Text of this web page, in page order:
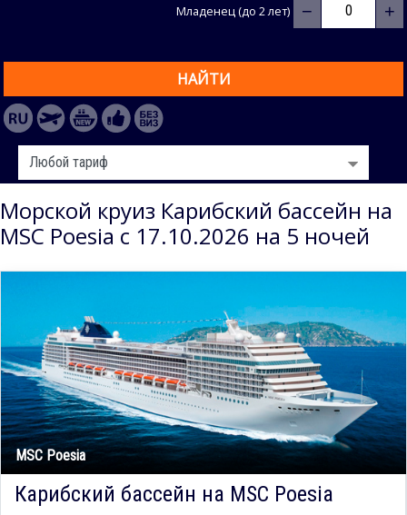
Младенец (до 2 лет) − +
НАЙТИ
Морской круиз Карибский бассейн на
MSC Poesia с 17.10.2026 на 5 ночей
MSC Poesia
Карибский бассейн на MSC Poesia